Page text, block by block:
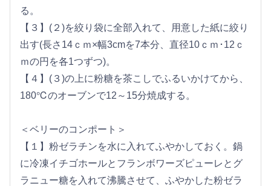
る。
【３】(２)を絞り袋に全部入れて、用意した紙に絞り
出す(長さ14ｃｍ×幅3cmを7本分、直径10ｃｍ･12ｃ
ｍの円を各1つずつ)。
【４】(３)の上に粉糖を茶こしでふるいかけてから、
180℃のオーブンで12～15分焼成する。
＜ベリーのコンポート＞
【１】粉ゼラチンを水に入れてふやかしておく。鍋
に冷凍イチゴホールとフランボワーズピューレとグ
ラニュー糖を入れて沸騰させて、ふやかした粉ゼラ